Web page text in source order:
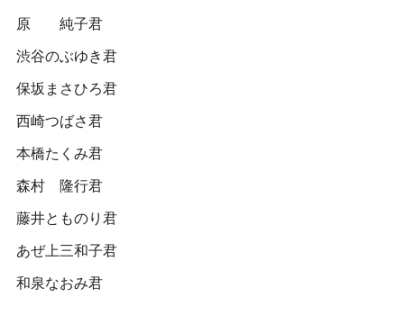
原 純子君
渋谷のぶゆき君
保坂まさひろ君
西崎つばさ君
本橋たくみ君
森村 隆行君
藤井とものり君
あぜ上三和子君
和泉なおみ君